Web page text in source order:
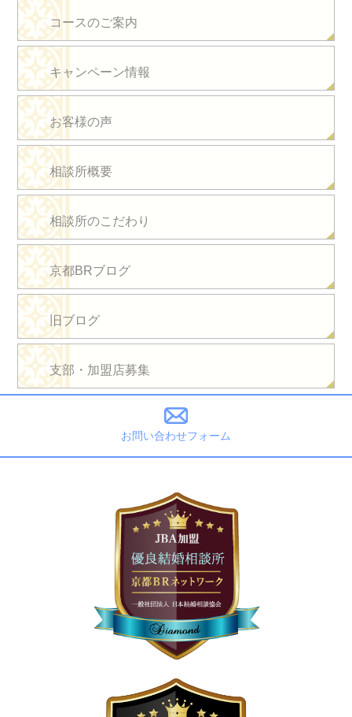
コースのご案内
キャンペーン情報
お客様の声
相談所概要
相談所のこだわり
京都BRブログ
旧ブログ
支部・加盟店募集
お問い合わせフォーム